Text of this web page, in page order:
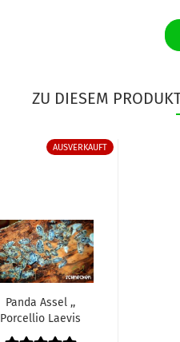
ZU DIESEM
AUSVERKAUFT
Panda Assel ,,
Porcellio Laevis
Panda"...